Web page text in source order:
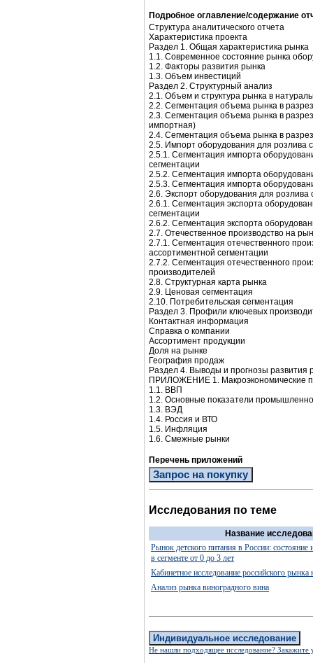
Подробное оглавление/содержание
Структура аналитического отчета
Характеристика проекта
Раздел 1. Общая характеристика рынка
1.1. Современное состояние рынка
1.2. Факторы развития рынка
1.3. Объем инвестиций
Раздел 2. Структурный анализ
2.1. Объем и структура рынка в
2.2. Сегментация объема рынка в
2.3. Сегментация объема рынка в
импортная)
2.4. Сегментация объема рынка в
2.5. Импорт оборудования для розлива
2.5.1. Сегментация импорта
сегментации
2.5.2. Сегментация импорта
2.5.3. Сегментация импорта
2.6. Экспорт оборудования для розлива
2.6.1. Сегментация экспорта
сегментации
2.6.2. Сегментация экспорта
2.7. Отечественное производство на
2.7.1. Сегментация отечественного
ассортиментной сегментации
2.7.2. Сегментация отечественного
производителей
2.8. Структурная карта рынка
2.9. Ценовая сегментация
2.10. Потребительская сегментация
Раздел 3. Профили ключевых
Контактная информация
Справка о компании
Ассортимент продукции
Доля на рынке
География продаж
Раздел 4. Выводы и прогнозы развития
ПРИЛОЖЕНИЕ 1. Макроэкономические
1.1. ВВП
1.2. Основные показатели
1.3. ВЭД
1.4. Россия и ВТО
1.5. Инфляция
1.6. Смежные рынки
Перечень приложений
Запрос на покупку
Исследования по теме
Название
Рынок детского питания в России: состояние
в сегменте от 0 до 3 лет
Кабинетное исследование российского рынка
Анализ рынка виноградного вина
Индивидуальное исследование
Не нашли подходящее исследование? Закажите